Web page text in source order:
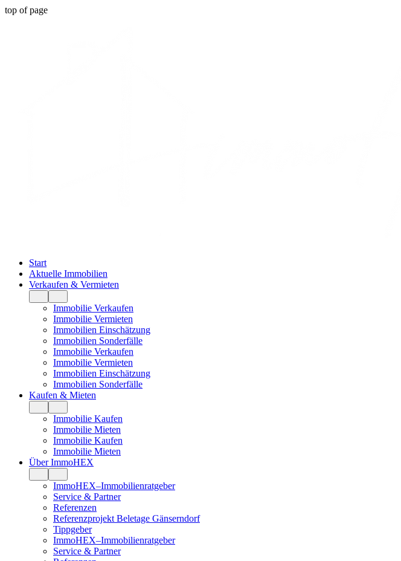
top of page
Start
Aktuelle Immobilien
Verkaufen & Vermieten
Immobilie Verkaufen
Immobilie Vermieten
Immobilien Einschätzung
Immobilien Sonderfälle
Immobilie Verkaufen
Immobilie Vermieten
Immobilien Einschätzung
Immobilien Sonderfälle
Kaufen & Mieten
Immobilie Kaufen
Immobilie Mieten
Immobilie Kaufen
Immobilie Mieten
Über ImmoHEX
ImmoHEX–Immobilienratgeber
Service & Partner
Referenzen
Referenzprojekt Beletage Gänserndorf
Tippgeber
ImmoHEX–Immobilienratgeber
Service & Partner